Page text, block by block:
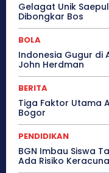
Gelagat Unik
Dibongkar Bos
BOLA
Indonesia Gugur di
John Herdman
BERITA
Tiga Faktor Utama
Bogor
PENDIDIKAN
BGN Imbau Siswa
Ada Risiko